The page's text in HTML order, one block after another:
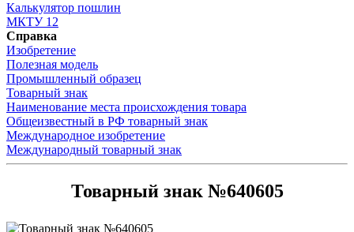
Калькулятор пошлин
МКТУ 12
Справка
Изобретение
Полезная модель
Промышленный образец
Товарный знак
Наименование места происхождения товара
Общеизвестный в РФ товарный знак
Международное изобретение
Международный товарный знак
Товарный знак №640605